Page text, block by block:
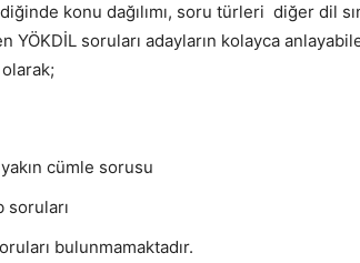
konu dağılımı, soru türleri diğer dil
YÖKDİL soruları adayların kolayca
olarak;
cümle sorusu
soruları
bulunmamaktadır.